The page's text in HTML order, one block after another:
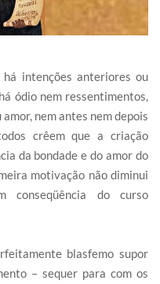
há intenções anteriores ou
ódio nem ressentimentos,
nem antes nem depois
crêem que a criação
da bondade e do amor do
motivação não diminui
do curso
blasfemo supor
– sequer para com os